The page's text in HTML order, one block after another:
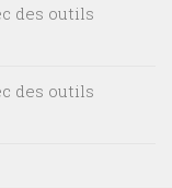
des outils
des outils